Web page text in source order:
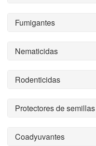
Fumigantes
Nematicidas
Rodenticidas
Protectores de semillas
Coadyuvantes